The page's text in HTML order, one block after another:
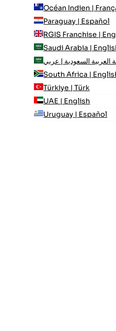
Océan Indien |
Paraguay | Español
RGIS Franchise |
Saudi Arabia |
العربية السعودية | عربي
South Africa |
Türkiye | Türk
UAE | English
Uruguay | Español